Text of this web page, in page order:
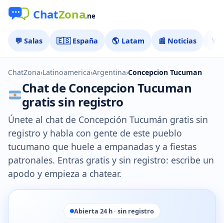
💬 Salas 🇪🇸 España 🌎 Latam 📰 Noticias 🏅
ChatZona›Latinoamerica›Argentina›Concepcion Tucuman
Chat de Concepcion Tucuman
gratis sin registro
Únete al chat de Concepción Tucumán gratis sin
registro y habla con gente de este pueblo
tucumano que huele a empanadas y a fiestas
patronales. Entras gratis y sin registro: escribe un
apodo y empieza a chatear.
Abierta 24 h · sin registro